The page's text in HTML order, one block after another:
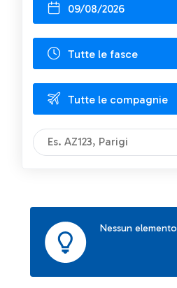
09/08/2026
Tutte le fasce
Tutte le compagnie
Nessun